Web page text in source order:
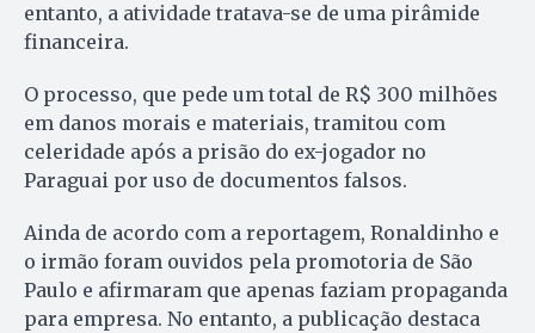
entanto, a atividade tratava-se de uma pirâmide
financeira.
O processo, que pede um total de R$ 300 milhões
em danos morais e materiais, tramitou com
celeridade após a prisão do ex-jogador no
Paraguai por uso de documentos falsos.
Ainda de acordo com a reportagem, Ronaldinho e
o irmão foram ouvidos pela promotoria de São
Paulo e afirmaram que apenas faziam propaganda
para empresa. No entanto, a publicação destaca